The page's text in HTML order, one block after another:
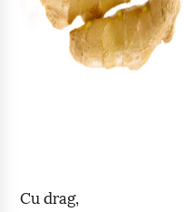
Cu drag,